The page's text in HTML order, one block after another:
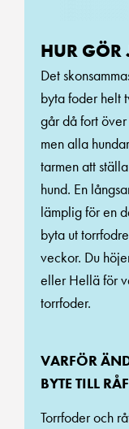
HUR GÖR
Det
byta foder helt
går då fort
men alla
tarmen att
hund. En
lämplig för en
byta ut
veckor. Du
eller Hellä för
torrfoder.
VARFÖR
BYTE TILL
Torrfoder och